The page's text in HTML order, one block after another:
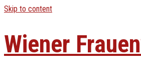
Skip to content
Wiener